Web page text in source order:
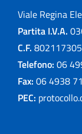
Viale Regina
Partita I.V.A.
C.F.
Telefono: 06
Fax: 06 4938
PEC: